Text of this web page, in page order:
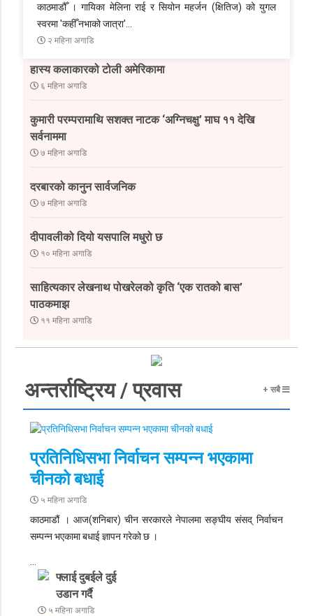
काठमाडौँ । गायिका मेलिना राई र सियोन महर्जन (क्षितिज) को युगल
स्वरमा 'कहीँ नभाको जात्रा'…
२ महिना अगाडि
हास्य कलाकारको टोली अमेरिकामा
६ महिना अगाडि
कुमारी परम्परामाथि सशक्त नाटक ‘अग्निचक्षु’ माघ ११ देखि
सर्वनाममा
७ महिना अगाडि
दरबारको कानुन सार्वजनिक
७ महिना अगाडि
दीपावलीको दियो यसपालि मधुरो छ
१० महिना अगाडि
साहित्यकार लेखनाथ पोखरेलको कृति ‘एक रातको बास’
पाठकमाझ
११ महिना अगाडि
अन्तर्राष्ट्रिय / प्रवास + सबै
प्रतिनिधिसभा निर्वाचन सम्पन्न भएकामा
चीनको बधाई
५ महिना अगाडि
काठमाडौं । आज(शनिबार) चीन सरकारले नेपालमा सङ्घीय संसद् निर्वाचन
सम्पन्न भएकामा बधाई ज्ञापन गरेको छ ।
फ्लाई दुबईले दुई
उडान गर्दै
५ महिना अगाडि